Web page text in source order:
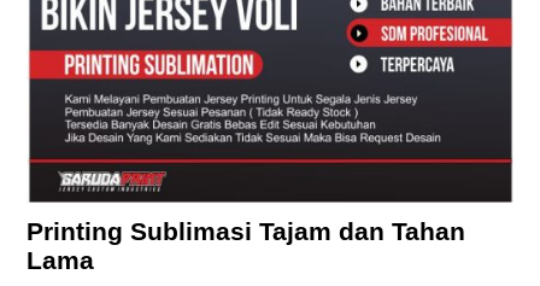
Printing Sublimasi Tajam dan Tahan
Lama